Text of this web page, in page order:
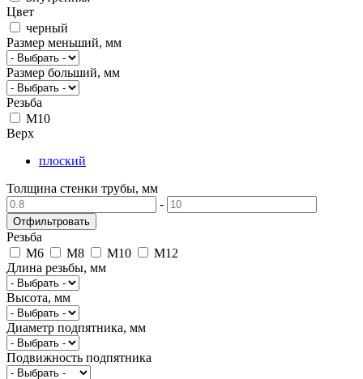
Цвет
черный
Размер меньший, мм
Размер больший, мм
Резьба
М10
Верх
плоский
Толщина стенки трубы, мм
-
Резьба
M6
M8 M10
М12
Длина резьбы, мм
Высота, мм
Диаметр подпятника, мм
Подвижность подпятника